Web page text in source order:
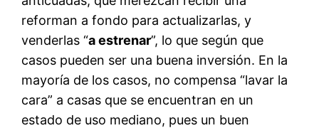
reforman a fondo para actualizarlas, y
venderlas “a estrenar”, lo que según que
casos pueden ser una buena inversión. En la
mayoría de los casos, no compensa “lavar la
cara” a casas que se encuentran en un
estado de uso mediano, pues un buen